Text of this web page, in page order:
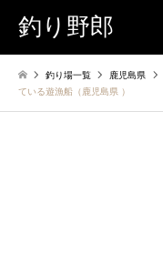
釣り野郎
釣り場一覧 鹿児島県
ている遊漁船（鹿児島県 ）